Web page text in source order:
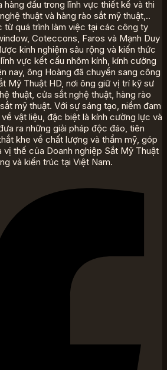
hàng đầu trong lĩnh vực thiết kế và thi
thuật và hàng rào sắt mỹ thuật,..
từ quá trình làm việc tại các công ty
Coteccons, Faros và Mạnh Duy
kinh nghiệm sâu rộng và kiến thức
vực kết cấu nhôm kính, kính cường
nay, ông Hoàng đã chuyển sang công
Mỹ Thuật HD, nơi ông giữ vị trí kỹ sư
thuật, cửa sắt nghệ thuật, hàng rào
mỹ thuật. Với sự sáng tạo, niềm đam
vật liệu, đặc biệt là kính cường lực và
ra những giải pháp độc đáo, tiên
khe về chất lượng và thẩm mỹ, góp
vị thế của Doanh nghiệp Sắt Mỹ Thuật
và kiến trúc tại Việt Nam.